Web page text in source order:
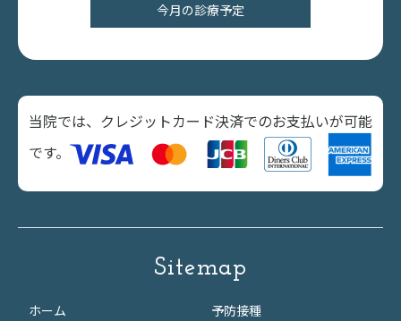
今月の診療予定
当院では、クレジットカード決済でのお支払いが可能
です。
Sitemap
ホーム 予防接種